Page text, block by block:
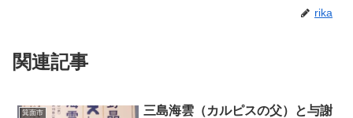
rika
関連記事
箕面市
三島海雲（カルピスの父）と与謝